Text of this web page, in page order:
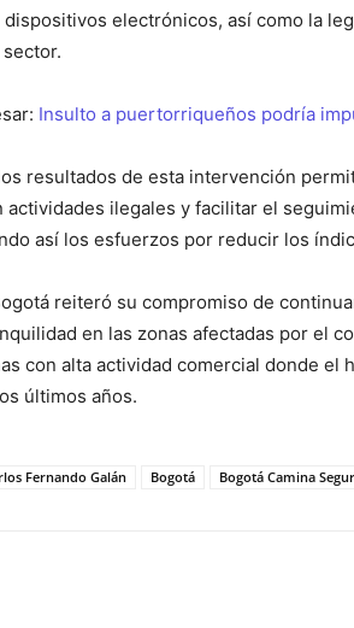
electrónicos, así como la
Insulto a puertorriqueños podría
resultados de esta intervención
actividades ilegales y facilitar el
así los esfuerzos por reducir los
reiteró su compromiso de
en las zonas afectadas por el
con alta actividad comercial donde el
últimos años.
Fernando Galán Bogotá Bogotá Camina